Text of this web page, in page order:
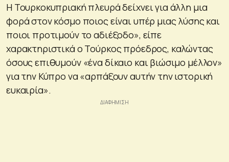
Η Τουρκοκυπριακή πλευρά δείχνει για άλλη μια
φορά στον κόσμο ποιος είναι υπέρ μιας λύσης και
ποιοι προτιμούν το αδιέξοδο», είπε
χαρακτηριστικά ο Τούρκος πρόεδρος, καλώντας
όσους επιθυμούν «ένα δίκαιο και βιώσιμο μέλλον»
για την Κύπρο να «αρπάξουν αυτήν την ιστορική
ευκαιρία».